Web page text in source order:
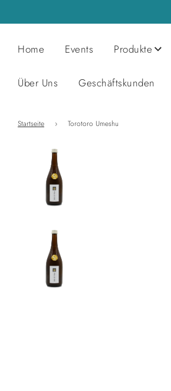
Home Events Produkte
Über Uns Geschäftskunden
Startseite › Torotoro Umeshu